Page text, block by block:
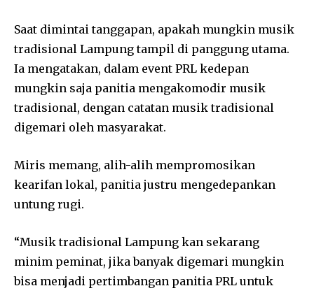
Saat dimintai tanggapan, apakah mungkin musik
tradisional Lampung tampil di panggung utama.
Ia mengatakan, dalam event PRL kedepan
mungkin saja panitia mengakomodir musik
tradisional, dengan catatan musik tradisional
digemari oleh masyarakat.
Miris memang, alih-alih mempromosikan
kearifan lokal, panitia justru mengedepankan
untung rugi.
“Musik tradisional Lampung kan sekarang
minim peminat, jika banyak digemari mungkin
bisa menjadi pertimbangan panitia PRL untuk